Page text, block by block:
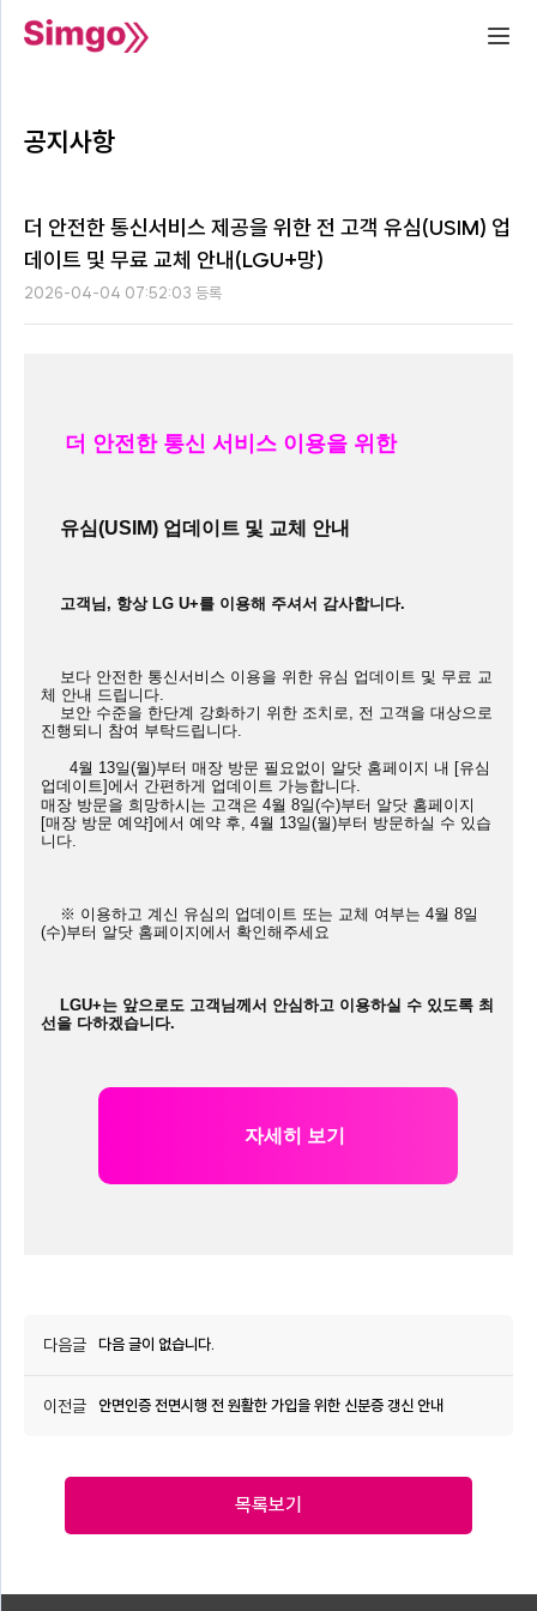
공지사항
더 안전한 통신서비스 제공을 위한 전 고객 유심(USIM) 업
데이트 및 무료 교체 안내(LGU+망)
2026-04-04 07:52:03 등록
    더 안전한 통신 서비스 이용을 위한
    유심(USIM) 업데이트 및 교체 안내
    고객님, 항상 LG U+를 이용해 주셔서 감사합니다.
체 안내 드립니다.
진행되니 참여 부탁드립니다.
업데이트]에서 간편하게 업데이트 가능합니다.
매장 방문을 희망하시는 고객은 4월 8일(수)부터 알닷 홈페이지
[매장 방문 예약]에서 예약 후, 4월 13일(월)부터 방문하실 수 있습
니다.
(수)부터 알닷 홈페이지에서 확인해주세요
선을 다하겠습니다.
다음글 다음 글이 없습니다.
이전글 안면인증 전면시행 전 원활한 가입을 위한 신분증 갱신 안내
목록보기